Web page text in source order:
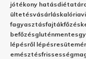
jótékony hatásdiéta
ültetésvásárláskalória
fagyasztásfajtákfőzés
befőzésgluténmentes
lépésről lépésre
emésztésfrissesség